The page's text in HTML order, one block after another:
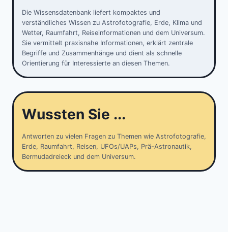
Die Wissensdatenbank liefert kompaktes und
verständliches Wissen zu Astrofotografie, Erde, Klima und
Wetter, Raumfahrt, Reiseinformationen und dem Universum.
Sie vermittelt praxisnahe Informationen, erklärt zentrale
Begriffe und Zusammenhänge und dient als schnelle
Orientierung für Interessierte an diesen Themen.
Wussten Sie ...
Antworten zu vielen Fragen zu Themen wie Astrofotografie,
Erde, Raumfahrt, Reisen, UFOs/UAPs, Prä-Astronautik,
Bermudadreieck und dem Universum.